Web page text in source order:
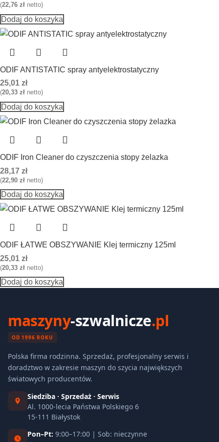
(22,76 zł netto)
Dodaj do koszyka
ODIF ANTISTATIC spray antyelektrostatyczny
25,01 zł
(20,33 zł netto)
Dodaj do koszyka
ODIF Iron Cleaner do czyszczenia stopy żelazka
28,17 zł
(22,90 zł netto)
Dodaj do koszyka
ODIF ŁATWE OBSZYWANIE Klej termiczny 125ml
25,01 zł
(20,33 zł netto)
Dodaj do koszyka
maszyny-szwalnicze.pl
OD 1996 ROKU
Polska firma rodzinna. Sprzedaż, profesjonalny serwis i
doradztwo w zakresie maszyn do szycia największych
światowych producentów.
Siedziba · Sprzedaż · Serwis
Al. 1000-lecia Państwa Polskiego 6
15-111 Białystok
Pon–Pt: 9:00–17:00 | Sob: nieczynne